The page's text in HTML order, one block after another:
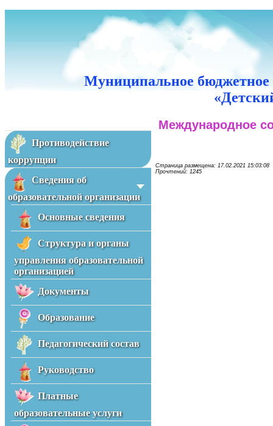
Муниципальное бюджетное
Противодействие
коррупции
Сведения об
образовательной организации
Основные сведения
Структура и органы
управления образовательной
организацией
Документы
Образование
Педагогический состав
Руководство
Платные
образовательные услуги
Международное
Страница размещена: 17.02.2021 15:03:08
Прочтений: 1245